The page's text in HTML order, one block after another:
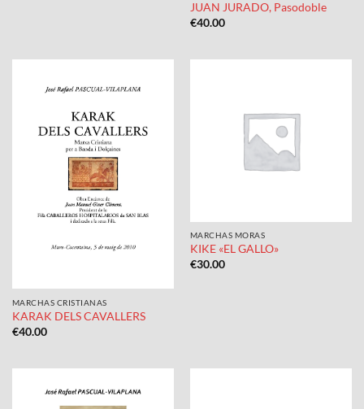
JUAN JURADO, Pasodoble
€40.00
MARCHAS CRISTIANAS
KARAK DELS CAVALLERS
€40.00
MARCHAS MORAS
KIKE «EL GALLO»
€30.00